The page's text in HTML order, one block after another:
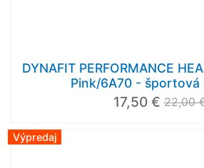
DYNAFIT PERFORMANCE
Pink/6A70 - športová
17,50 € 22,00
Výpredaj